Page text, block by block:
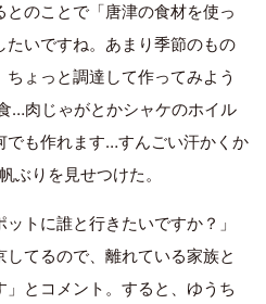
のことで「唐津の食材を使っ
いですね。あまり季節のもの
ょっと調達して作ってみよう
…肉じゃがとかシャケのホイル
でも作れます…すんごい汗かくか
ぶりを見せつけた。
トに誰と行きたいですか？」
てるので、離れている家族と
とコメント。すると、ゆうち